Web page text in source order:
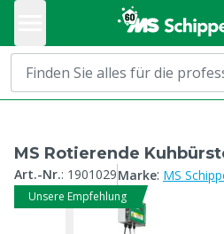
MS Rotierende
Art.-Nr.: 1901029Marke: MS
Unsere Empfehlung